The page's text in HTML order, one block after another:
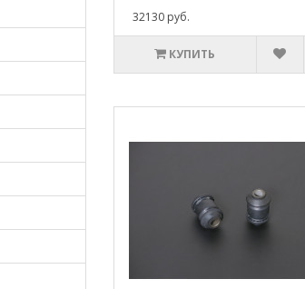
32130 руб.
КУПИТЬ